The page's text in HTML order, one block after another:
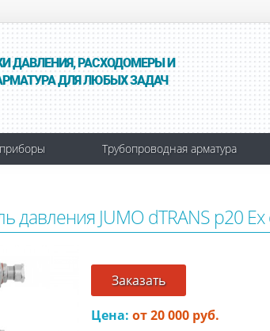
ДАВЛЕНИЯ, РАСХОДОМЕРЫ И
ДЛЯ ЛЮБЫХ ЗАДАЧ
Трубопроводная арматура
давления JUMO dTRANS p20
Заказать
Цена:от 20 000 руб.